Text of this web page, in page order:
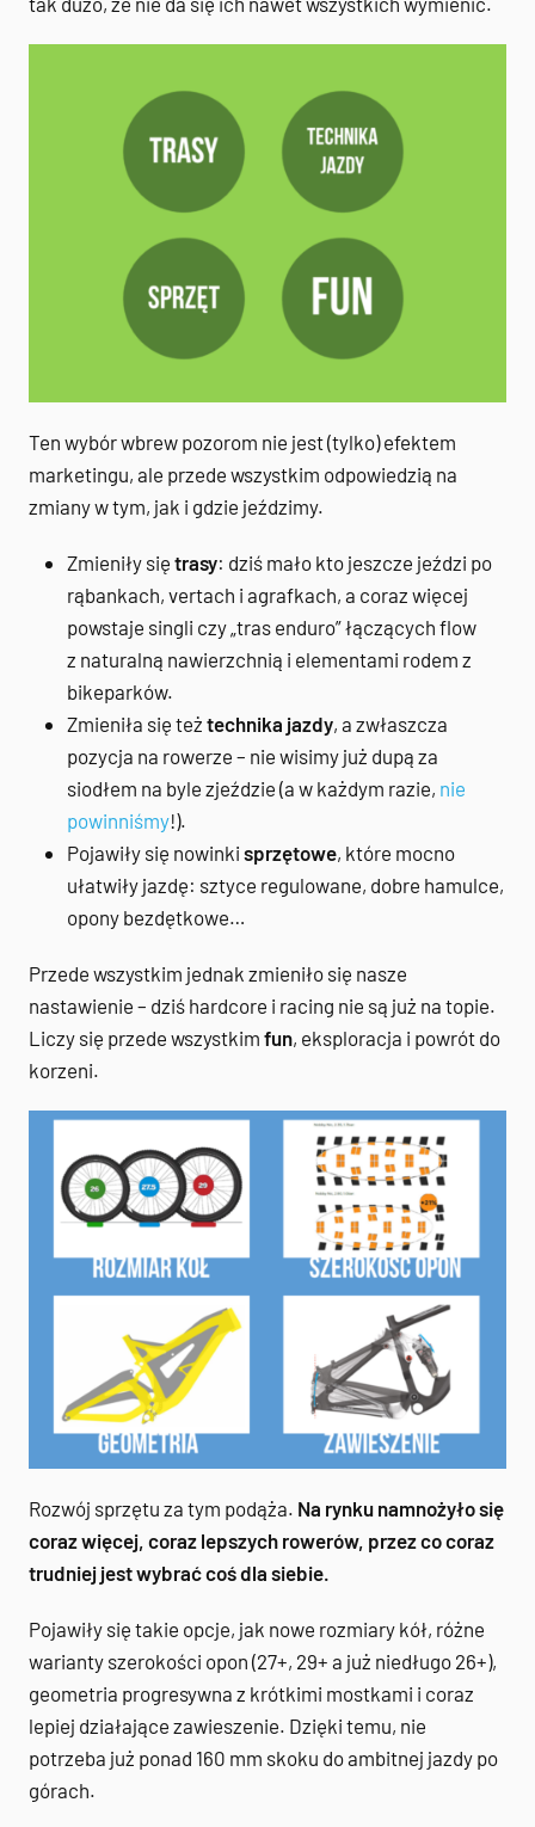
Ten wybór wbrew pozorom nie jest (tylko) efektem
marketingu, ale przede wszystkim odpowiedzią na
zmiany w tym, jak i gdzie jeździmy.
Zmieniły się trasy: dziś mało kto jeszcze jeździ po
rąbankach, vertach i agrafkach, a coraz więcej
powstaje singli czy „tras enduro” łączących flow
z naturalną nawierzchnią i elementami rodem z
bikeparków.
Zmieniła się też technika jazdy, a zwłaszcza
pozycja na rowerze – nie wisimy już dupą za
siodłem na byle zjeździe (a w każdym razie, nie
powinniśmy!).
Pojawiły się nowinki sprzętowe, które mocno
ułatwiły jazdę: sztyce regulowane, dobre hamulce,
opony bezdętkowe…
Przede wszystkim jednak zmieniło się nasze
nastawienie – dziś hardcore i racing nie są już na topie.
Liczy się przede wszystkim fun, eksploracja i powrót do
korzeni.
Rozwój sprzętu za tym podąża. Na rynku namnożyło się
coraz więcej, coraz lepszych rowerów, przez co coraz
trudniej jest wybrać coś dla siebie.
Pojawiły się takie opcje, jak nowe rozmiary kół, różne
warianty szerokości opon (27+, 29+ a już niedługo 26+),
geometria progresywna z krótkimi mostkami i coraz
lepiej działające zawieszenie. Dzięki temu, nie
potrzeba już ponad 160 mm skoku do ambitnej jazdy po
górach.